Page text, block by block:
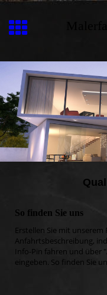
So finden Sie uns
Erstellen Sie mit
Anfahrtsbeschreibung,
Info-Pin fahren und über
eingeben. So finden Sie